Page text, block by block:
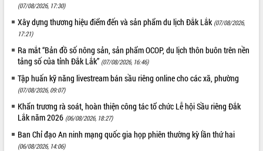
(07/08/2026, 17:30)
Xây dựng thương hiệu điểm đến và sản phẩm du lịch Đắk Lắk (07/08/2026,
17:21)
Ra mắt “Bản đồ số nông sản, sản phẩm OCOP, du lịch thôn buôn trên nền
tảng số của tỉnh Đắk Lắk” (07/08/2026, 16:46)
Tập huấn kỹ năng livestream bán sầu riêng online cho các xã, phường
(07/08/2026, 09:07)
Khẩn trương rà soát, hoàn thiện công tác tổ chức Lễ hội Sầu riêng Đắk
Lắk năm 2026 (06/08/2026, 18:27)
Ban Chỉ đạo An ninh mạng quốc gia họp phiên thường kỳ lần thứ hai
(06/08/2026, 14:06)